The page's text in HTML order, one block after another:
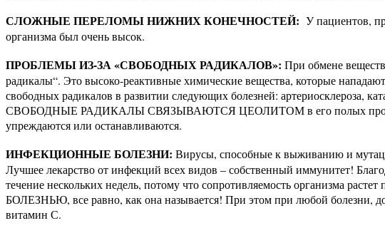
СЛОЖНЫЕ ПЕРЕЛОМЫ НИЖНИХ КОНЕЧНОСТЕЙ: У пациентов,
организма был очень высок.
ПРОБЛЕМЫ ИЗ-ЗА «СВОБОДНЫХ РАДИКАЛОВ»: При обмене
радикалы“. Это высоко-реактивные химические вещества, которые
свободных радикалов в развитии следующих болезней: артериосклероза,
СВОБОДНЫЕ РАДИКАЛЫ СВЯЗЫВАЮТСЯ ЦЕОЛИТОМ в его полых
упреждаются или останавливаются.
ИНФЕКЦИОННЫЕ БОЛЕЗНИ: Вирусы, способные к выживанию и
Лучшее лекарство от инфекций всех видов – собственный иммунитет!
течение нескольких недель, потому что сопротивляемость
БОЛЕЗНЬЮ, все равно, как она называется! При этом при любой болезни,
витамин С.